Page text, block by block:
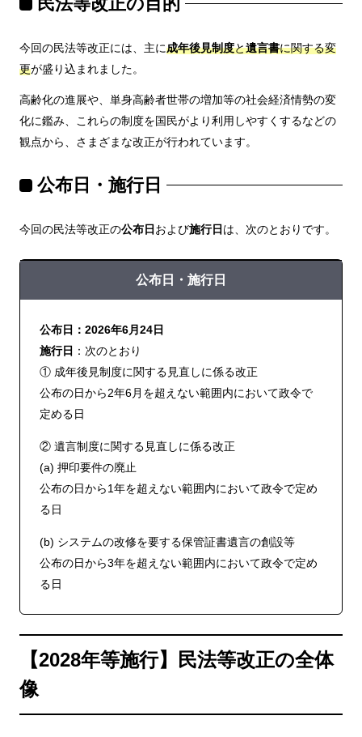
今回の民法等改正には、主に成年後見制度と遺言書に関する変
更が盛り込まれました。
高齢化の進展や、単身高齢者世帯の増加等の社会経済情勢の変
化に鑑み、これらの制度を国民がより利用しやすくするなどの
観点から、さまざまな改正が行われています。
公布日・施行日
今回の民法等改正の公布日および施行日は、次のとおりです。
公布日・施行日
公布日：2026年6月24日
施行日 ：次のとおり
① 成年後見制度に関する見直しに係る改正
公布の日から2年6月を超えない範囲内において政令で
定める日
② 遺言制度に関する見直しに係る改正
(a) 押印要件の廃止
公布の日から1年を超えない範囲内において政令で定め
る日
(b) システムの改修を要する保管証書遺言の創設等
公布の日から3年を超えない範囲内において政令で定め
る日
【2028年等施行】民法等改正の全体
像